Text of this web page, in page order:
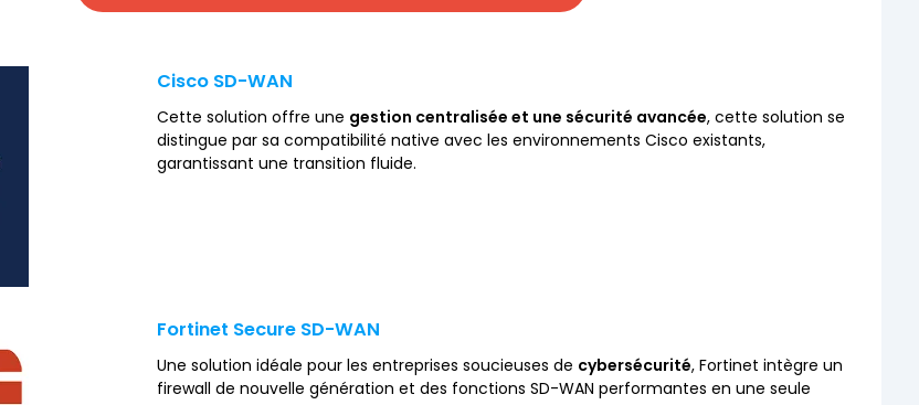
Cisco SD-WAN
Cette solution offre une gestion centralisée et une sécurité avancée, cette solution se
distingue par sa compatibilité native avec les environnements Cisco existants,
garantissant une transition fluide.
Fortinet Secure SD-WAN
Une solution idéale pour les entreprises soucieuses de cybersécurité, Fortinet intègre un
firewall de nouvelle génération et des fonctions SD-WAN performantes en une seule